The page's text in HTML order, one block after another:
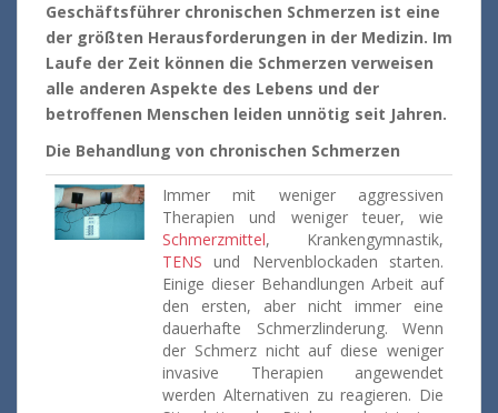
Geschäftsführer chronischen Schmerzen ist eine
der größten Herausforderungen in der Medizin. Im
Laufe der Zeit können die Schmerzen verweisen
alle anderen Aspekte des Lebens und der
betroffenen Menschen leiden unnötig seit Jahren.
Die Behandlung von chronischen Schmerzen
Immer mit weniger aggressiven
Therapien und weniger teuer, wie
Schmerzmittel, Krankengymnastik,
TENS und Nervenblockaden starten.
Einige dieser Behandlungen Arbeit auf
den ersten, aber nicht immer eine
dauerhafte Schmerzlinderung. Wenn
der Schmerz nicht auf diese weniger
invasive Therapien angewendet
werden Alternativen zu reagieren. Die